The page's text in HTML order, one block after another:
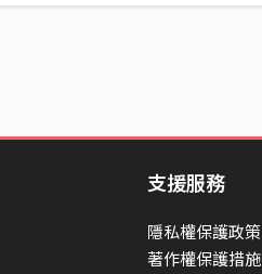
支援服務
隱私權保護政策
著作權保護措施